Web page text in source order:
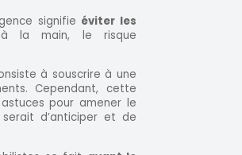
signifie éviter les
la main, le risque
à souscrire à une
Cependant, cette
pour amener le
d’anticiper et de